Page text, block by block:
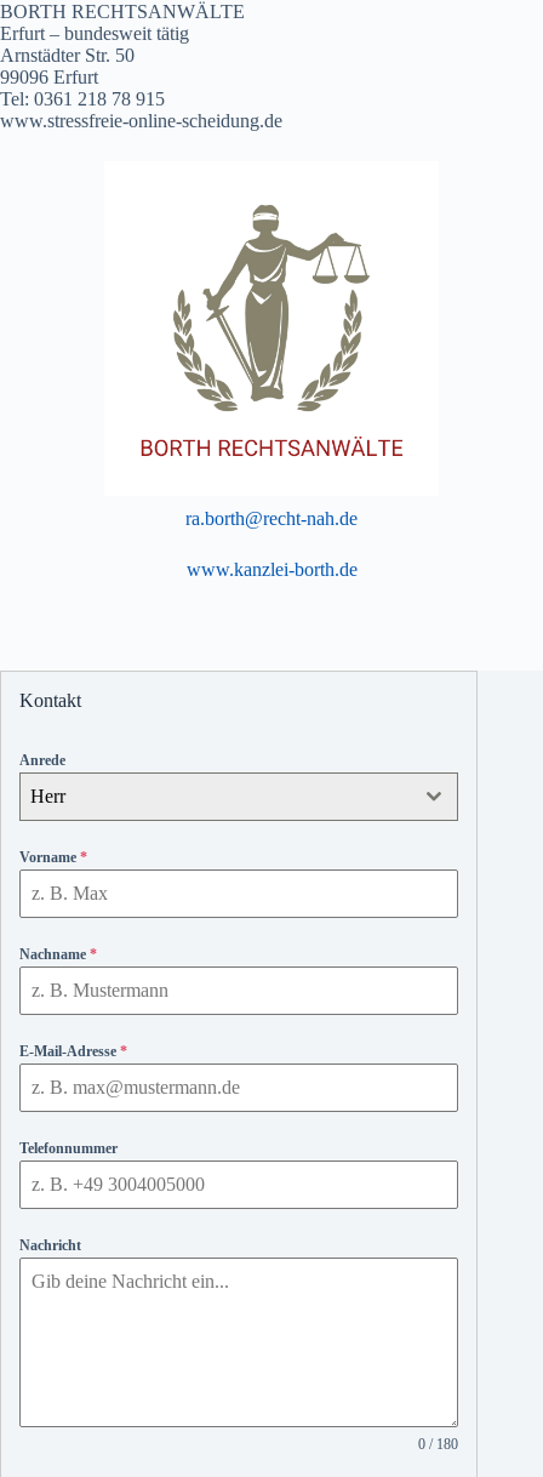
BORTH RECHTSANWÄLTE
Erfurt – bundesweit tätig
Arnstädter Str. 50
99096 Erfurt
Tel: 0361 218 78 915
www.stressfreie-online-scheidung.de
ra.borth@recht-nah.de
www.kanzlei-borth.de
Kontakt
Anrede
Herr
Vorname *
Nachname *
E-Mail-Adresse *
Telefonnummer
Nachricht
0 / 180